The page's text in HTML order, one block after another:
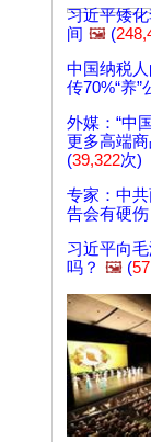
习近平矮
间 🖼️ (
中国纳税
传70%“养”
外媒：“中
更多高端
(39,322次)
专家：中
告会有硬
习近平向
吗？ 🖼️ (